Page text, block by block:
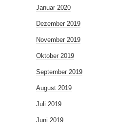
Januar 2020
Dezember 2019
November 2019
Oktober 2019
September 2019
August 2019
Juli 2019
Juni 2019